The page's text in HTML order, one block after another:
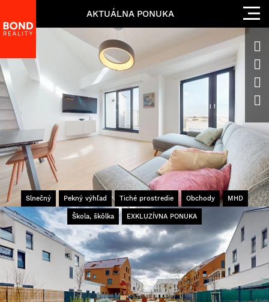
AKTUÁLNA PONUKA
Slnečný Pekný výhľad Tiché prostredie Obchody MHD
Škola, škôlka EXKLUZÍVNA PONUKA